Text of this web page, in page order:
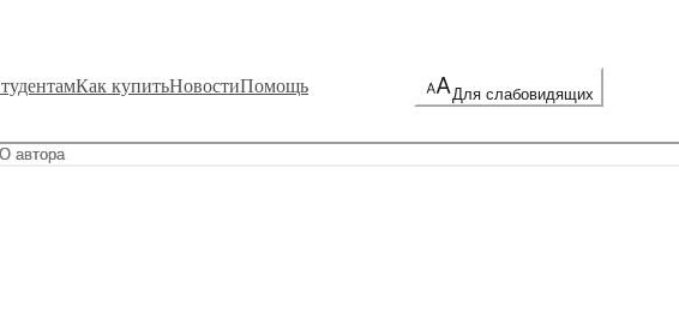
Как купитьНовостиПомощь Для слабовидящих